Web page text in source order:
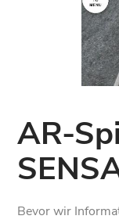
AR-
Bevor wir